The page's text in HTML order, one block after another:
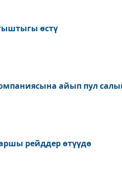
өстү
айып пул
рейддер өтүүдө